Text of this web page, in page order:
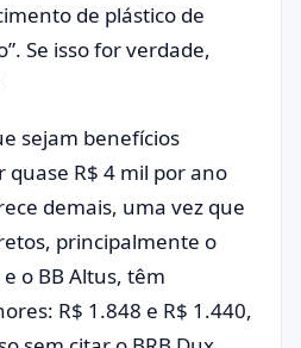
de plástico de
Se isso for verdade,
sejam benefícios
R$ 4 mil por ano
demais, uma vez que
principalmente o
o BB Altus, têm
R$ 1.848 e R$ 1.440,